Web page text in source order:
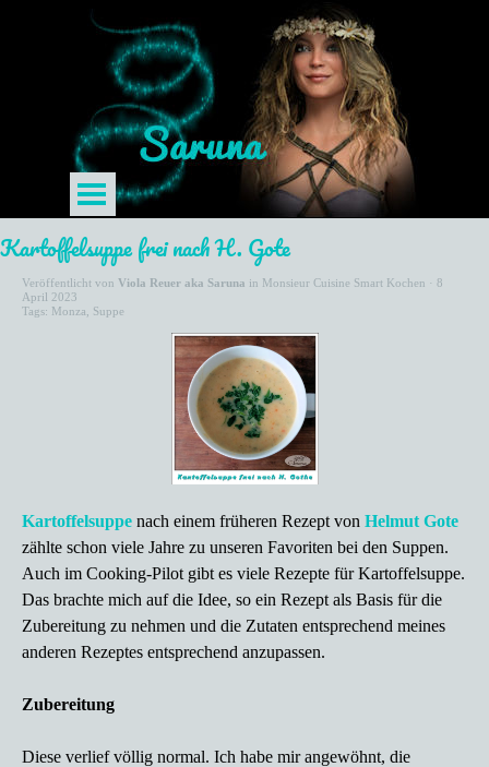
Kartoffelsuppe frei nach H. Gote
Veröffentlicht von Viola Reuer aka Saruna in Monsieur Cuisine Smart Kochen · 8
April 2023
Tags: Monza Suppe
Kartoffelsuppe nach einem früheren Rezept von Helmut Gote
zählte schon viele Jahre zu unseren Favoriten bei den Suppen.
Auch im Cooking-Pilot gibt es viele Rezepte für Kartoffelsuppe.
Das brachte mich auf die Idee, so ein Rezept als Basis für die
Zubereitung zu nehmen und die Zutaten entsprechend meines
anderen Rezeptes entsprechend anzupassen.
Zubereitung
Diese verlief völlig normal. Ich habe mir angewöhnt, die